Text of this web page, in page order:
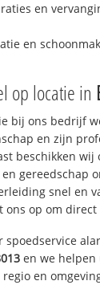
en
en
op locatie in
bij ons bedrijf
en zijn
beschikken wij
gereedschap
snel en
ons op om
spoedservice
en we
en